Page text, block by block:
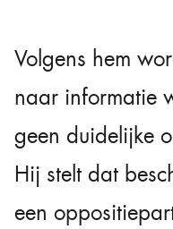
Volgens hem
naar informatie
geen duidelijke
Hij stelt dat
een